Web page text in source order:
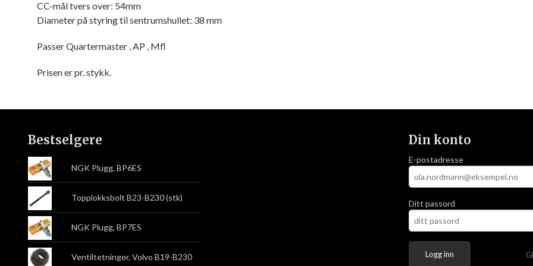
CC-mål tvers over: 54mm
Diameter på styring til sentrumshullet: 38 mm
Passer Quartermaster , AP , Mfl
Prisen er pr. stykk.
Bestselgere
NGK Plugg, BP6ES
Topplokksbolt B23-B230 (stk)
NGK Plugg, BP7ES
Ventiltetninger, Volvo B19-B230
Din konto
E-postadresse
Ditt passord